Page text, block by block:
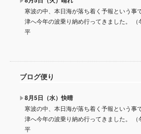
寒波の中、本日海が落ち着く予報という事
津へ今年の波乗り納め行ってきました。
平
ブログ便り
8月5日（水）快晴
寒波の中、本日海が落ち着く予報という事
津へ今年の波乗り納め行ってきました。
平